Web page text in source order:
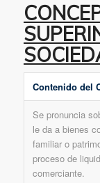
Contenido del
Se pronuncia
le da a bienes
familiar o
proceso de
comerciante.